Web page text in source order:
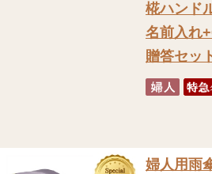
椛ハンド
名前入れ
贈答セッ
婦人用雨